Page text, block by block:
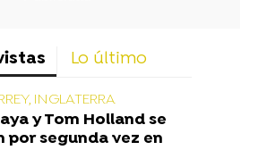
Lo último
INGLATERRA
y Tom Holland se
por segunda vez en